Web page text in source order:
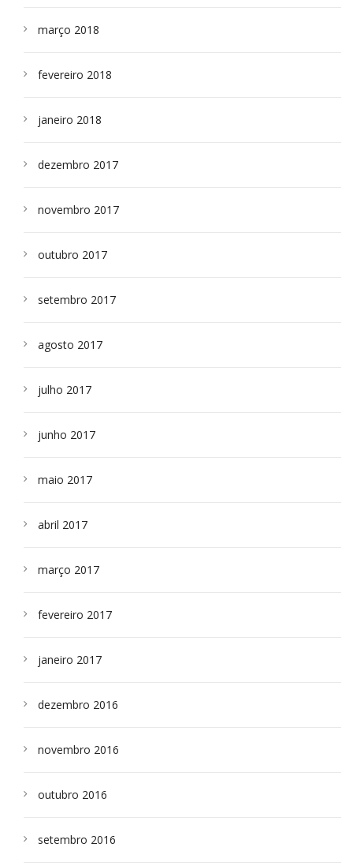
março 2018
fevereiro 2018
janeiro 2018
dezembro 2017
novembro 2017
outubro 2017
setembro 2017
agosto 2017
julho 2017
junho 2017
maio 2017
abril 2017
março 2017
fevereiro 2017
janeiro 2017
dezembro 2016
novembro 2016
outubro 2016
setembro 2016